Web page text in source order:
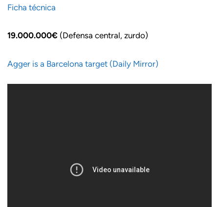
Ficha técnica
19.000.000€ (Defensa central, zurdo)
Agger is a Barcelona target (Daily Mirror)